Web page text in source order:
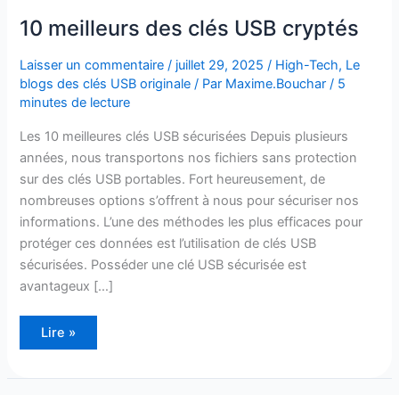
10 meilleurs des clés USB cryptés
Laisser un commentaire / juillet 29, 2025/ High-Tech, Le
blogs des clés USB originale / Par Maxime.Bouchar/ 5
minutes de lecture
Les 10 meilleures clés USB sécurisées Depuis plusieurs
années, nous transportons nos fichiers sans protection
sur des clés USB portables. Fort heureusement, de
nombreuses options s’offrent à nous pour sécuriser nos
informations. L’une des méthodes les plus efficaces pour
protéger ces données est l’utilisation de clés USB
sécurisées. Posséder une clé USB sécurisée est
avantageux […]
Lire »